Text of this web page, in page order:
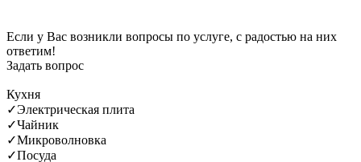
Если у Вас возникли вопросы по услуге, с радостью на них
ответим!
Задать вопрос
Кухня
✓Электрическая плита
✓Чайник
✓Микроволновка
✓Посуда